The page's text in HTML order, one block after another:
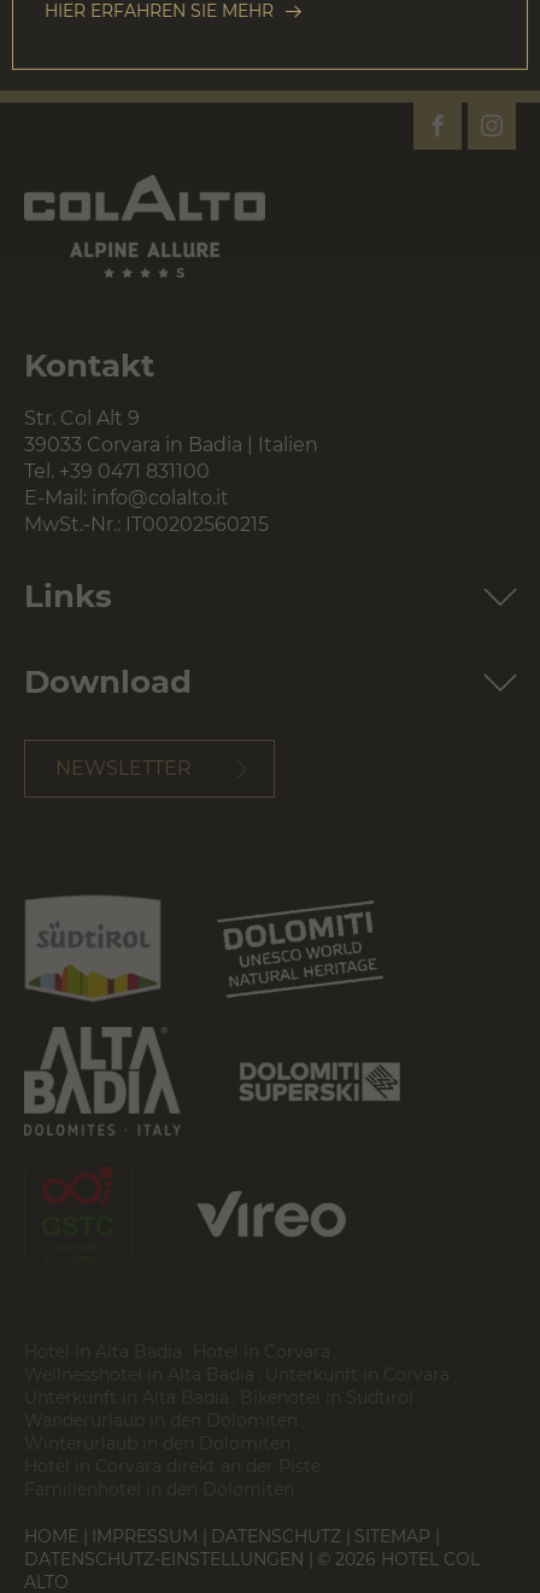
Kontakt
Str. Col Alt 9
39033 Corvara in Badia | Italien
Tel. +39 0471 831100
E-Mail: info@colalto.it
MwSt.-Nr.: IT00202560215
Links
Download
NEWSLETTER
HOME IMPRESSUM DATENSCHUTZ
SITEMAP
DATENSCHUTZ-EINSTELLUNGEN
© 2026 HOTEL COL
ALTO
HIER ERFAHREN SIE MEHR